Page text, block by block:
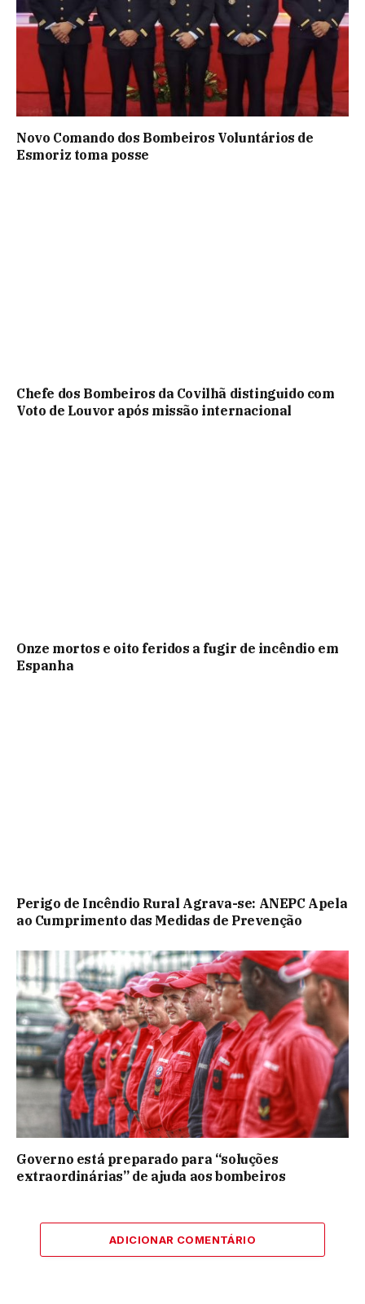
Novo Comando dos Bombeiros Voluntários de
Esmoriz toma posse
Chefe dos Bombeiros da Covilhã distinguido com
Voto de Louvor após missão internacional
Onze mortos e oito feridos a fugir de incêndio em
Espanha
Perigo de Incêndio Rural Agrava-se: ANEPC Apela
ao Cumprimento das Medidas de Prevenção
Governo está preparado para “soluções
extraordinárias” de ajuda aos bombeiros
ADICIONAR COMENTÁRIO